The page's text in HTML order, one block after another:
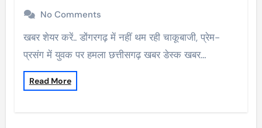
No Comments
खबर शेयर करें.. डोंगरगढ़ में नहीं थम रही चाकूबाजी, प्रेम-
प्रसंग में युवक पर हमला छत्तीसगढ़ खबर डेस्क खबर…
Read More